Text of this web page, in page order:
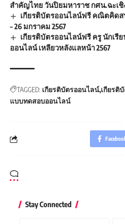
สำคัญไทย วันปิยมหาราช กศน.ฉะเชิ
เกียรติบัตรออนไลน์ฟรี คณิตคิดส
– 26 มกราคม 2567
เกียรติบัตรออนไลน์ฟรี ครู นักเรี
ออนไลน์ เหลียวหลังแลหน้า 2567
TAGGED: เกียรติบัตรออนไลน์ เกียรติ
แบบทดสอบออนไลน์
Stay Connected